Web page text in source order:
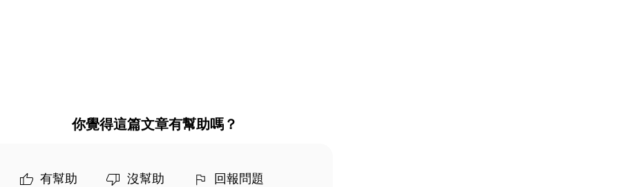
你覺得這篇文章有幫助嗎？
有幫助 沒幫助 回報問題